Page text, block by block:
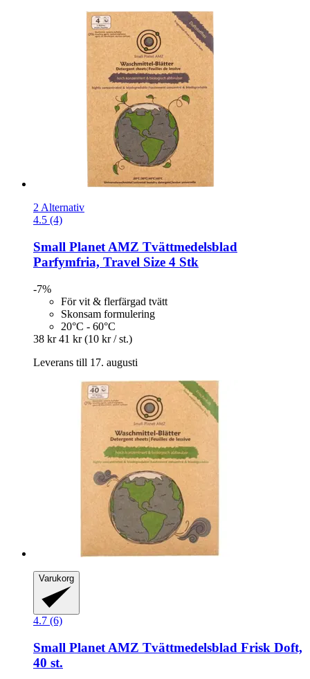
2 Alternativ
4.5 (4)
Small Planet AMZ Tvättmedelsblad
Parfymfria, Travel Size 4 Stk
-7%
För vit & flerfärgad tvätt
Skonsam formulering
20°C - 60°C
38 kr 41 kr (10 kr / st.)
Leverans till 17. augusti
Varukorg
4.7 (6)
Small Planet AMZ Tvättmedelsblad Frisk Doft,
40 st.